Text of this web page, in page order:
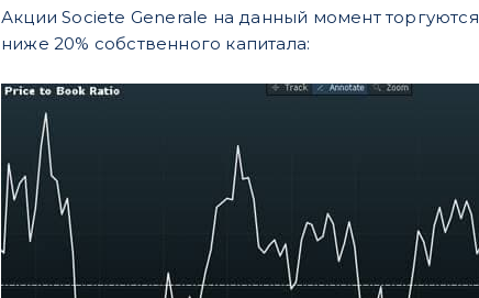
Акции Societe Generale на данный момент
ниже 20% собственного капитала: